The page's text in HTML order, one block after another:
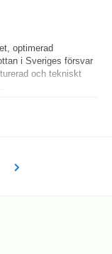
optimerad
i Sveriges försvar
och tekniskt